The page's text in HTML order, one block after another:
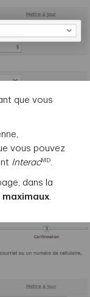
que vous
vous pouvez
InteracMD.
dans la
.